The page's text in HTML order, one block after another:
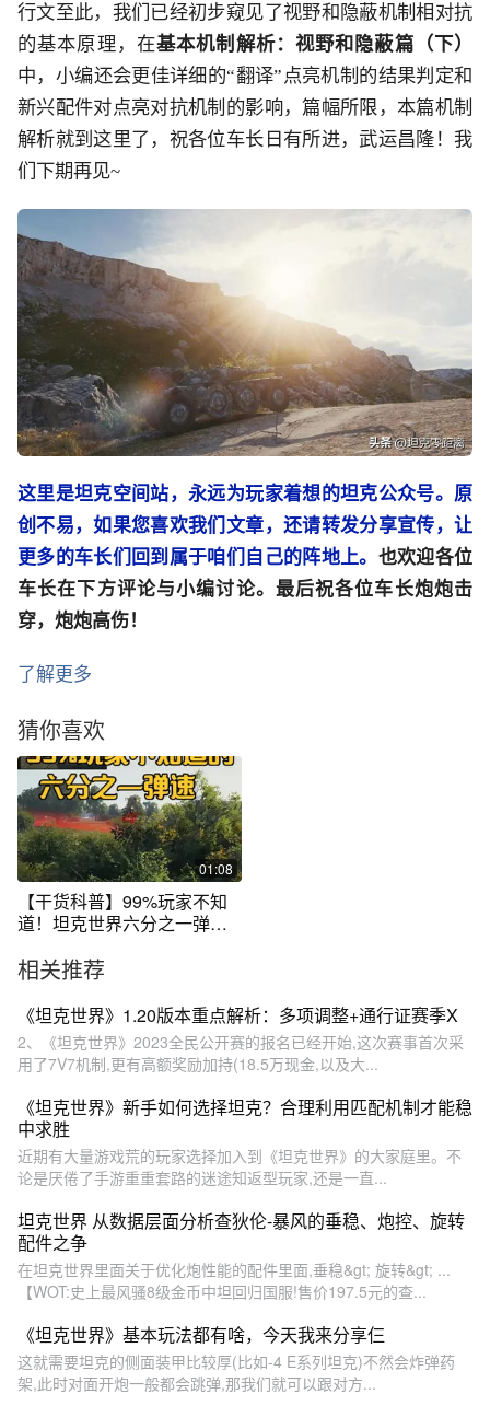
行文至此，我们已经初步窥见了视野和隐蔽机制相对抗
的基本原理，在基本机制解析：视野和隐蔽篇（下）
中，小编还会更佳详细的“翻译”点亮机制的结果判定和
新兴配件对点亮对抗机制的影响，篇幅所限，本篇机制
解析就到这里了，祝各位车长日有所进，武运昌隆！我
们下期再见~
这里是坦克空间站，永远为玩家着想的坦克公众号。原
创不易，如果您喜欢我们文章，还请转发分享宣传，让
更多的车长们回到属于咱们自己的阵地上。 也欢迎各位
车长在下方评论与小编讨论。最后祝各位车长炮炮击
穿，炮炮高伤！
了解更多
猜你喜欢
01:08
【干货科普】99%玩家不知
道！坦克世界六分之一弹速
世界烽火三月
相关推荐
《坦克世界》1.20版本重点解析：多项调整+通行证赛季X
2、《坦克世界》2023全民公开赛的报名已经开始,这次赛事首次采
用了7V7机制,更有高额奖励加持(18.5万现金,以及大...
《坦克世界》新手如何选择坦克？合理利用匹配机制才能稳
中求胜
近期有大量游戏荒的玩家选择加入到《坦克世界》的大家庭里。不
论是厌倦了手游重重套路的迷途知返型玩家,还是一直...
坦克世界 从数据层面分析查狄伦-暴风的垂稳、炮控、旋转
配件之争
在坦克世界里面关于优化炮性能的配件里面,垂稳&gt; 旋转&gt; ...
【WOT:史上最风骚8级金币中坦回归国服!售价197.5元的查...
《坦克世界》基本玩法都有啥，今天我来分享仨
这就需要坦克的侧面装甲比较厚(比如-4 E系列坦克)不然会炸弹药
架,此时对面开炮一般都会跳弹,那我们就可以跟对方...